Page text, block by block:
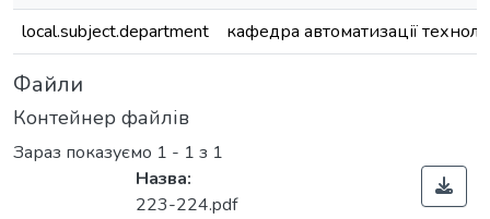
local.subject.department
кафедра автоматизації
Файли
Контейнер файлів
Зараз показуємо 1 - 1 з 1
Назва:
223-224.pdf